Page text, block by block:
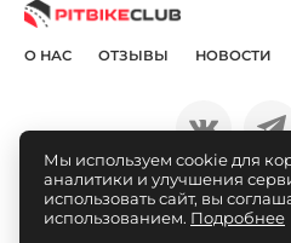
О НАС ОТЗЫВЫ НОВОСТИ
©
Мы используем cookie для
аналитики и улучшения
использовать сайт, вы
использованием. Подробнее